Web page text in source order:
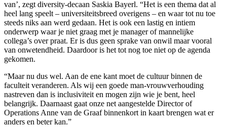
van’, zegt diversity-decaan Saskia Bayerl. “Het is een thema dat al
heel lang speelt – universiteitsbreed overigens – en waar tot nu toe
steeds niks aan werd gedaan. Het is ook een lastig en intiem
onderwerp waar je niet graag met je manager of mannelijke
collega’s over praat. Er is dus geen sprake van onwil maar vooral
van onwetendheid. Daardoor is het tot nog toe niet op de agenda
gekomen.
“Maar nu dus wel. Aan de ene kant moet de cultuur binnen de
faculteit veranderen. Als wij een goede man-vrouwverhouding
nastreven dan is inclusiviteit en mogen zijn wie je bent, heel
belangrijk. Daarnaast gaat onze net aangestelde Director of
Operations Anne van de Graaf binnenkort in kaart brengen wat er
anders en beter kan.”